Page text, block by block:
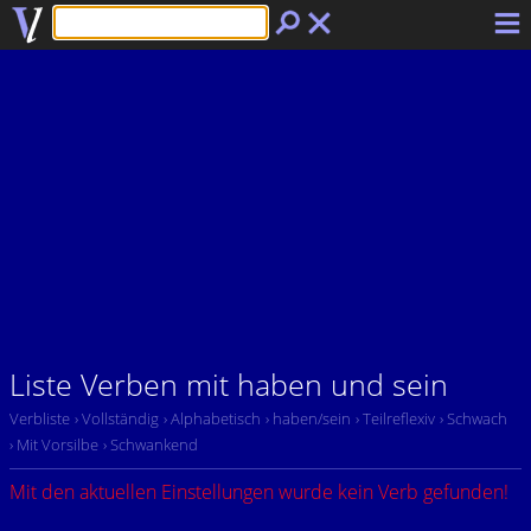
Liste Verben mit haben und sein
Verbliste › Vollständig › Alphabetisch › haben/sein › Teilreflexiv › Schwach
› Mit Vorsilbe › Schwankend
Mit den aktuellen Einstellungen wurde kein Verb gefunden!